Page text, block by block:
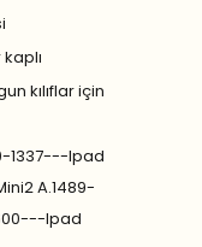
kılıflar için
1337---Ipad
A.1489-
Ipad